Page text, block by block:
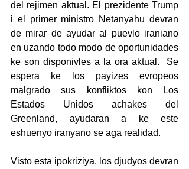
del rejimen aktual. El prezidente Trump
i el primer ministro Netanyahu devran
de mirar de ayudar al puevlo iraniano
en uzando todo modo de oportunidades
ke son disponivles a la ora aktual.  Se
espera ke los payizes evropeos
malgrado sus konfliktos kon Los
Estados Unidos achakes del
Greenland, ayudaran a ke este
eshuenyo iranyano se aga realidad.
Visto esta ipokriziya, los djudyos devran